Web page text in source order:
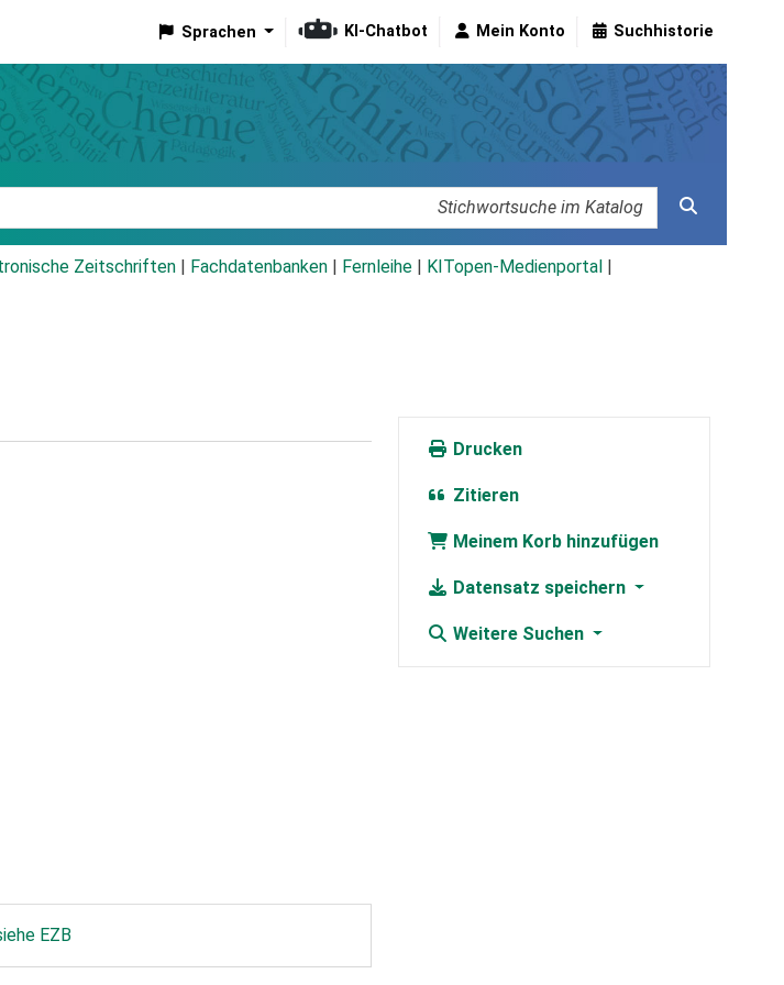
Sprachen KI-Chatbot Mein Konto Suchhistorie
Zeitschriften Fachdatenbanken Fernleihe KITopen-Medienportal
EZB
Drucken
Zitieren
Meinem Korb hinzufügen
Datensatz speichern
Weitere Suchen